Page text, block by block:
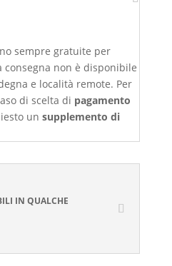
sempre gratuite per
non è disponibile
e località remote. Per
di scelta di pagamento
un supplemento di
IN QUALCHE